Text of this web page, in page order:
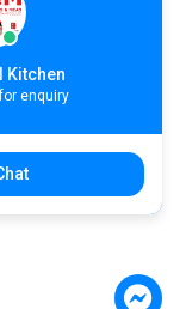
with Sweet
ងជូរអែម | 五柳炸
Kitchen
enquiry